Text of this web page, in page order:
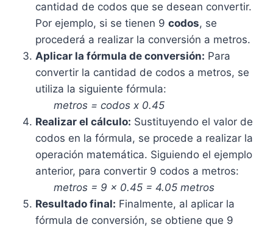
cantidad de codos que se desean convertir.
Por ejemplo, si se tienen 9 codos, se
procederá a realizar la conversión a metros.
Aplicar la fórmula de conversión: Para
convertir la cantidad de codos a metros, se
utiliza la siguiente fórmula:
metros = codos x 0.45
Realizar el cálculo: Sustituyendo el valor de
codos en la fórmula, se procede a realizar la
operación matemática. Siguiendo el ejemplo
anterior, para convertir 9 codos a metros:
metros = 9 x 0.45 = 4.05 metros
Resultado final: Finalmente, al aplicar la
fórmula de conversión, se obtiene que 9